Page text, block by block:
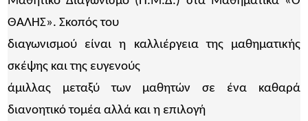
ΘΑΛΗΣ». Σκοπός του
διαγωνισμού είναι η καλλιέργεια της μαθηματικής
σκέψης και της ευγενούς
άμιλλας μεταξύ των μαθητών σε ένα καθαρά
διανοητικό τομέα αλλά και η επιλογή